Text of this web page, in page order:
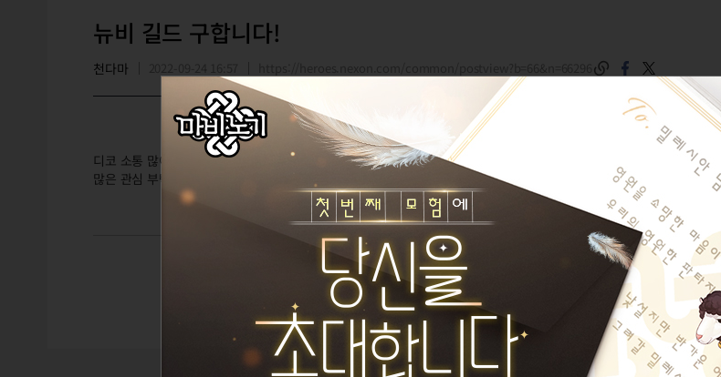
뉴비 길드 구합니다!
천다마
디코 소통 많이 하고 같이 즐기는 길드 들어가고 싶습니다!
많은 관심 부탁 드립니다!